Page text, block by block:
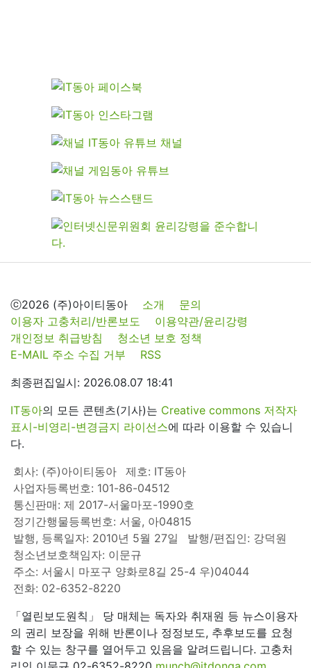
ⓒ2026 (주)아이티동아 소개
문의
이용자 고충처리/반론보도
이용약관/윤리강령
개인정보 취급방침
청소년 보호 정책
E-MAIL 주소 수집 거부
RSS
최종편집일시: 2026.08.07 18:41
IT동아의 모든 콘텐츠(기사)는 Creative commons 저작자
표시-비영리-변경금지 라이선스에 따라 이용할 수 있습니
다.
회사: (주)아이티동아
제호: IT동아
사업자등록번호: 101-86-04512
통신판매: 제 2017-서울마포-1990호
정기간행물등록번호: 서울, 아04815
발행, 등록일자: 2010년 5월 27일
발행/편집인: 강덕원
청소년보호책임자: 이문규
주소: 서울시 마포구 양화로8길 25-4 우)04044
전화: 02-6352-8220
「열린보도원칙」 당 매체는 독자와 취재원 등 뉴스이용자
의 권리 보장을 위해 반론이나 정정보도, 추후보도를 요청
할 수 있는 창구를 열어두고 있음을 알려드립니다. 고충처